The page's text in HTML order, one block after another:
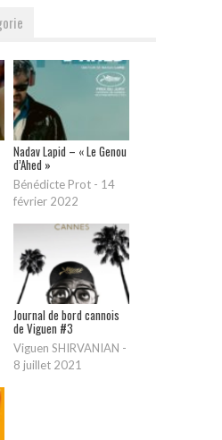
Nadav Lapid – « Le Genou
d’Ahed »
Bénédicte Prot - 14
février 2022
Journal de bord cannois
de Viguen #3
Viguen SHIRVANIAN -
8 juillet 2021